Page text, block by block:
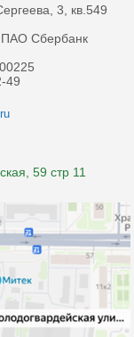
3, кв.549
ПАО Сбербанк
49
59 стр 11